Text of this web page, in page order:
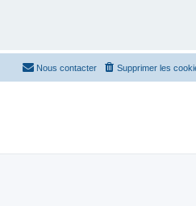
Supprimer les
Nous contacter